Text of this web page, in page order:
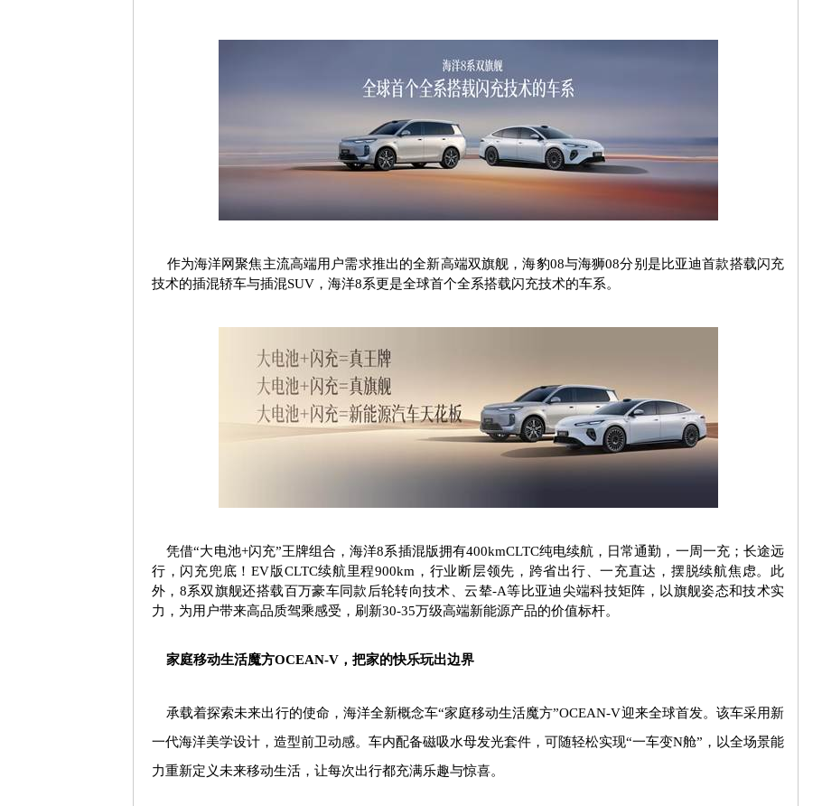
作为海洋网聚焦主流高端用户需求推出的全新高端双旗舰，海豹08与海狮08分别是比亚迪首款搭载闪充
技术的插混轿车与插混SUV ，海洋8系更是全球首个全系搭载闪充技术的车系。
凭借“大电池+闪充”王牌组合，海洋8系插混版拥有400kmCLTC纯电续航，日常通勤，一周一充；长途远
行，闪充兜底！EV版CLTC续航里程900km ，行业断层领先，跨省出行、一充直达，摆脱续航焦虑。此
外， 8系双旗舰还搭载百万豪车同款后轮转向技术、云辇-A等比亚迪尖端科技矩阵，以旗舰姿态和技术实
力，为用户带来高品质驾乘感受，刷新30-35万级高端新能源产品的价值标杆。
家庭移动生活魔方OCEAN-V ，把家的快乐玩出边界
承载着探索未来出行的使命，海洋全新概念车“家庭移动生活魔方”OCEAN-V迎来全球首发。该车采用新
一代海洋美学设计，造型前卫动感。车内配备磁吸水母发光套件，可随轻松实现“一车变N舱”，以全场景能
力重新定义未来移动生活，让每次出行都充满乐趣与惊喜。